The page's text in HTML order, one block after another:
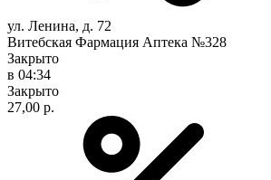
ул. Ленина, д. 72
Витебская Фармация Аптека №328
Закрыто
в 04:34
Закрыто
27,00 р.